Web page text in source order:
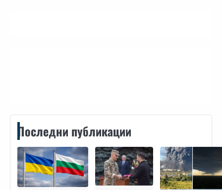
Последни публикации